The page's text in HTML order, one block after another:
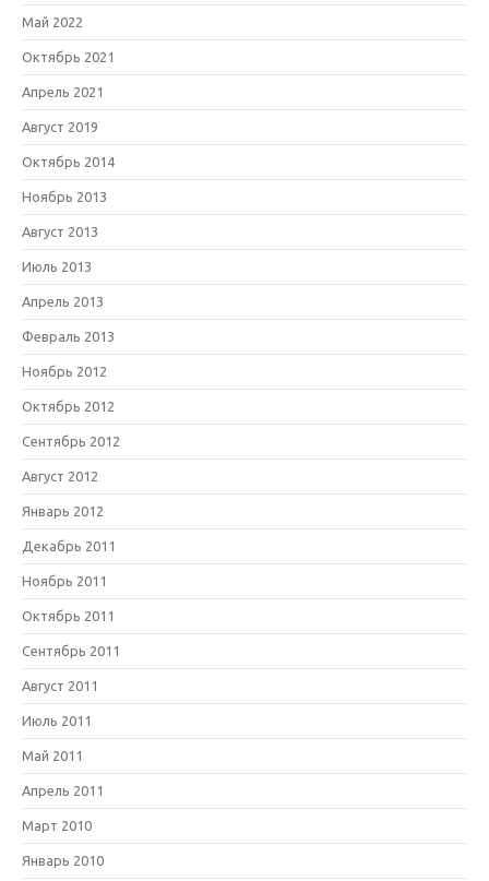
Май 2022
Октябрь 2021
Апрель 2021
Август 2019
Октябрь 2014
Ноябрь 2013
Август 2013
Июль 2013
Апрель 2013
Февраль 2013
Ноябрь 2012
Октябрь 2012
Сентябрь 2012
Август 2012
Январь 2012
Декабрь 2011
Ноябрь 2011
Октябрь 2011
Сентябрь 2011
Август 2011
Июль 2011
Май 2011
Апрель 2011
Март 2010
Январь 2010